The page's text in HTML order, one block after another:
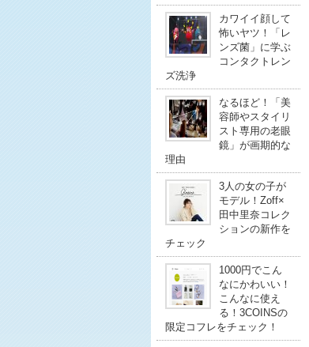
カワイイ顔して
怖いヤツ！「レ
ンズ菌」に学ぶ
コンタクトレン
ズ洗浄
なるほど！「美
容師やスタイリ
スト専用の老眼
鏡」が画期的な
理由
3人の女の子が
モデル！Zoff×
田中里奈コレク
ションの新作を
チェック
1000円でこん
なにかわいい！
こんなに使え
る！3COINSの
限定コフレをチェック！